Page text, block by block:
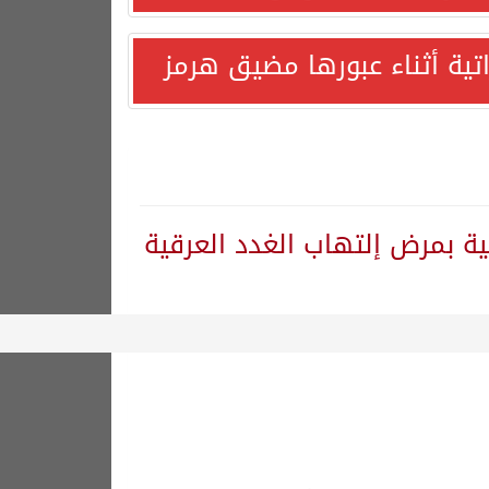
أثناء عبورها مضيق هرمز
بمرض إلتهاب الغدد العرقية